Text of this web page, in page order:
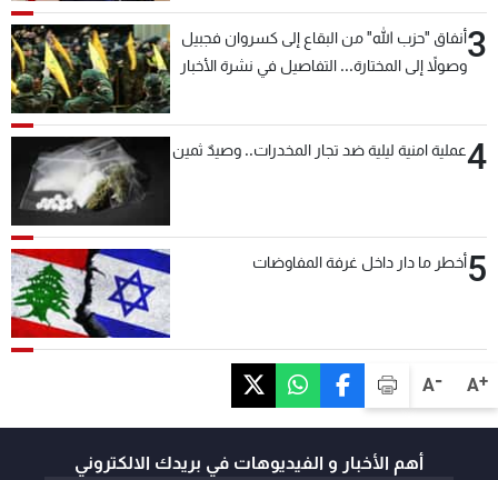
A+
A-
3أنفاق "حزب الله" من البقاع إلى كسروان فجبيل
وصولاً إلى المختارة... التفاصيل في نشرة الأخبار
4عملية امنية ليلية ضد تجار المخدرات.. وصيدٌ ثمين
5أخطر ما دار داخل غرفة المفاوضات
أهم الأخبار و الفيديوهات في بريدك الالكتروني